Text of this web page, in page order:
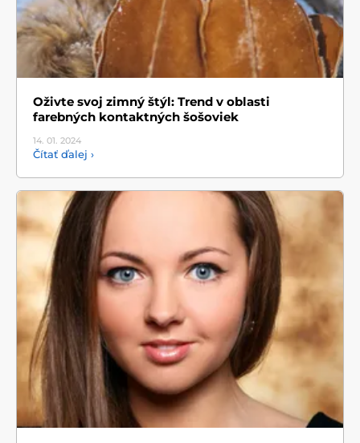
Oživte svoj zimný štýl: Trend v oblasti
farebných kontaktných šošoviek
14. 01. 2024
Čítať ďalej ›